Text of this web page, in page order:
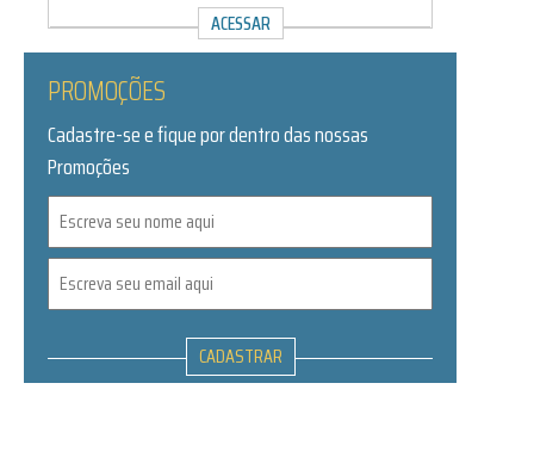
ACESSAR
PROMOÇÕES
Cadastre-se e fique por dentro das nossas
Promoções
CADASTRAR